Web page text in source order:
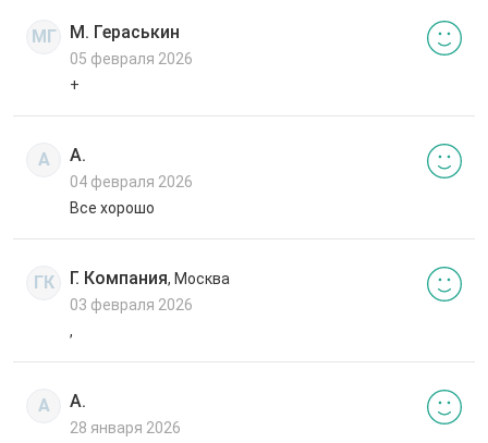
МГ М. Гераськин
05 февраля 2026
+
А А.
04 февраля 2026
Все хорошо
ГК Г. Компания, Москва
03 февраля 2026
,
А А.
28 января 2026